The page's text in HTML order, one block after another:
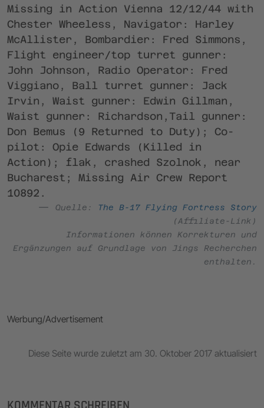
Missing in Action Vienna 12/12/44 with
Chester Wheeless, Navigator: Harley
McAllister, Bombardier: Fred Simmons,
Flight engineer/top turret gunner:
John Johnson, Radio Operator: Fred
Viggiano, Ball turret gunner: Jack
Irvin, Waist gunner: Edwin Gillman,
Waist gunner: Richardson,Tail gunner:
Don Bemus (9 Returned to Duty); Co-
pilot: Opie Edwards (Killed in
Action); flak, crashed Szolnok, near
Bucharest; Missing Air Crew Report
10892.
Quelle:
The B-17 Flying Fortress Story
(Affiliate-Link)
Informationen können Korrekturen und
Ergänzungen auf Grundlage von Jings Recherchen
enthalten.
Werbung/Advertisement
Diese Seite wurde zuletzt am 30. Oktober 2017 aktualisiert